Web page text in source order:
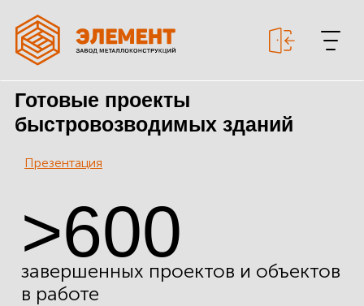
МЕТАЛЛИЧЕСКИЕ
КАРКАСЫ
КАЛЬКУЛЯТОР
Готовые проекты
быстровозводимых зданий
Презентация
>600
завершенных проектов и объектов
в работе